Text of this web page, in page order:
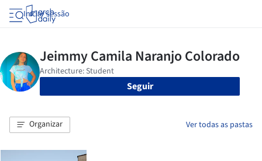
Iniciar sessão
Seguir
Organizar Ver todas as pastas